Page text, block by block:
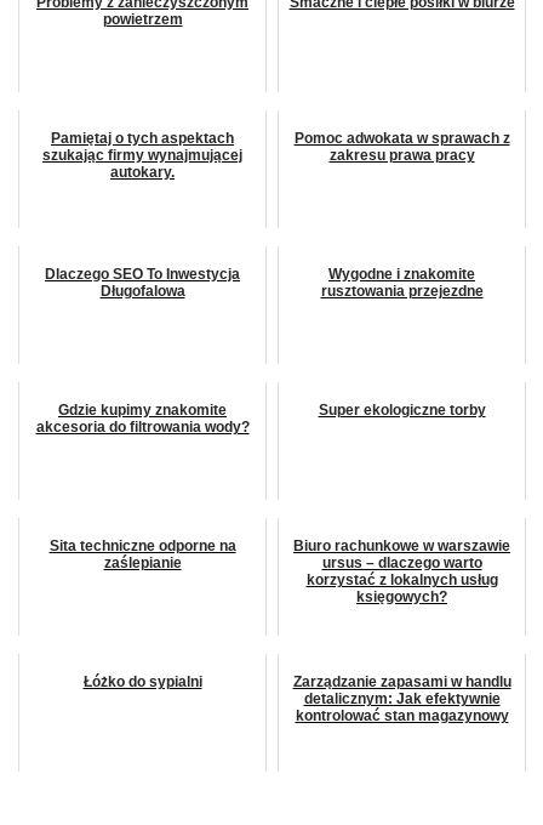
powietrzem
Pamiętaj o tych aspektach
szukając firmy wynajmującej
autokary.
Pomoc adwokata w sprawach z
zakresu prawa pracy
Dlaczego SEO To Inwestycja
Długofalowa
Wygodne i znakomite
rusztowania przejezdne
Gdzie kupimy znakomite
akcesoria do filtrowania wody?
Super ekologiczne torby
Sita techniczne odporne na
zaślepianie
Biuro rachunkowe w warszawie
ursus – dlaczego warto
korzystać z lokalnych usług
księgowych?
Łóżko do sypialni
Zarządzanie zapasami w handlu
detalicznym: Jak efektywnie
kontrolować stan magazynowy